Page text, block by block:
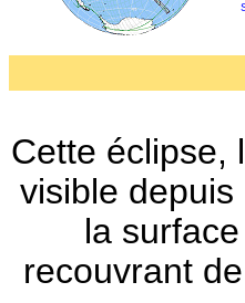
Cette éclipse,
visible
la
recouvrant